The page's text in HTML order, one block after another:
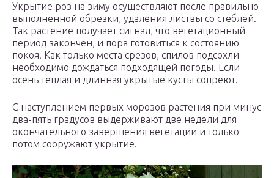
Укрытие роз на зиму осуществляют после правильно
выполненной обрезки, удаления листвы со стеблей.
Так растение получает сигнал, что вегетационный
период закончен, и пора готовиться к состоянию
покоя. Как только места срезов, спилов подсохли
необходимо дождаться подходящей погоды. Если
осень теплая и длинная укрытые кусты сопреют.
С наступлением первых морозов растения при минус
два-пять градусов выдерживают две недели для
окончательного завершения вегетации и только
потом сооружают укрытие.